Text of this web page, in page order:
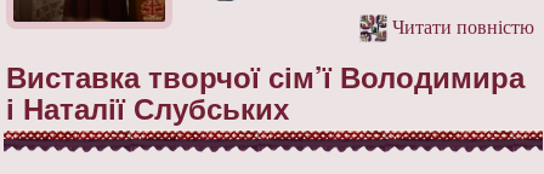
Читати повністю
Виставка творчої сім’ї Володимира
і Наталії Слубських